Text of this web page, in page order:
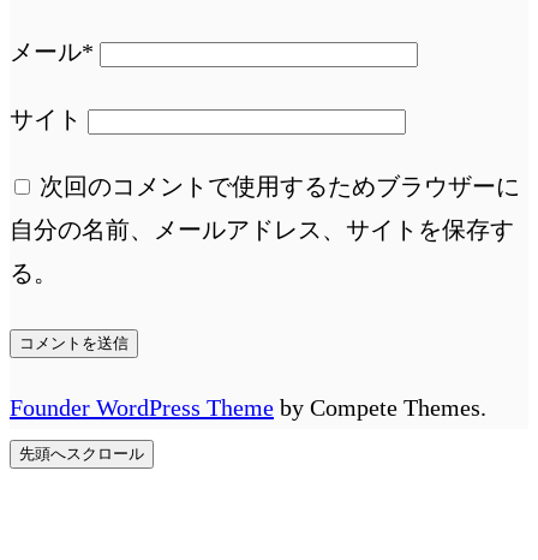
メール*
サイト
次回のコメントで使用するためブラウザーに
自分の名前、メールアドレス、サイトを保存す
る。
Founder WordPress Theme by Compete Themes.
先頭へスクロール